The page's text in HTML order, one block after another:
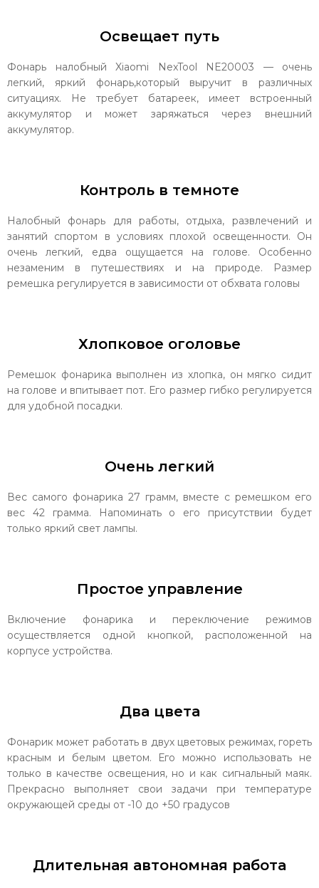
Освещает путь
Фонарь налобный Xiaomi NexTool NE20003 — очень
легкий, яркий фонарь,который выручит в различных
ситуациях. Не требует батареек, имеет встроенный
аккумулятор и может заряжаться через внешний
аккумулятор.
Контроль в темноте
Налобный фонарь для работы, отдыха, развлечений и
занятий спортом в условиях плохой освещенности. Он
очень легкий, едва ощущается на голове. Особенно
незаменим в путешествиях и на природе. Размер
ремешка регулируется в зависимости от обхвата головы
Хлопковое оголовье
Ремешок фонарика выполнен из хлопка, он мягко сидит
на голове и впитывает пот. Его размер гибко регулируется
для удобной посадки.
Очень легкий
Вес самого фонарика 27 грамм, вместе с ремешком его
вес 42 грамма. Напоминать о его присутствии будет
только яркий свет лампы.
Простое управление
Включение фонарика и переключение режимов
осуществляется одной кнопкой, расположенной на
корпусе устройства.
Два цвета
Фонарик может работать в двух цветовых режимах, гореть
красным и белым цветом. Его можно использовать не
только в качестве освещения, но и как сигнальный маяк.
Прекрасно выполняет свои задачи при температуре
окружающей среды от -10 до +50 градусов
Длительная автономная работа